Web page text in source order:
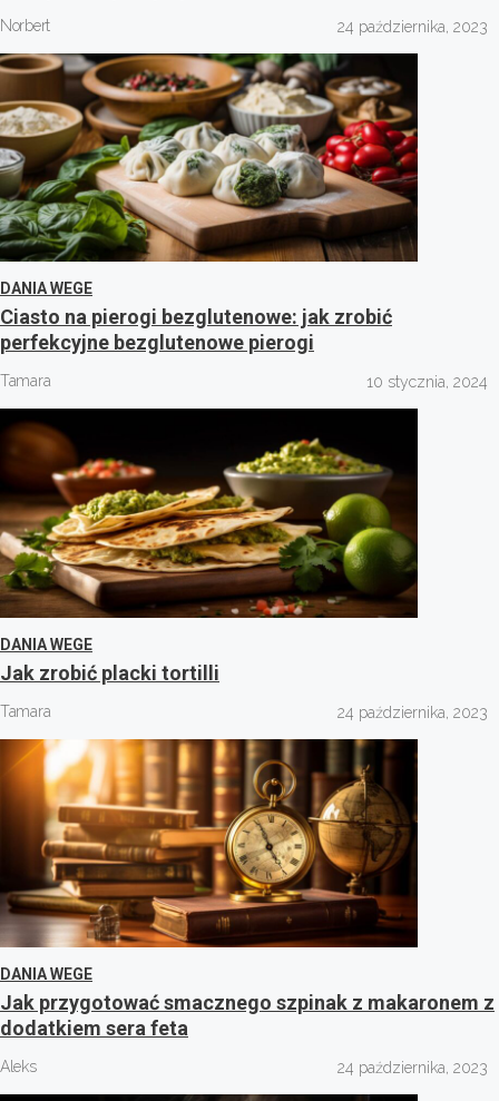
Norbert 24 października, 2023
DANIA WEGE
Ciasto na pierogi bezglutenowe: jak zrobić
perfekcyjne bezglutenowe pierogi
Tamara 10 stycznia, 2024
DANIA WEGE
Jak zrobić placki tortilli
Tamara 24 października, 2023
DANIA WEGE
Jak przygotować smacznego szpinak z makaronem z
dodatkiem sera feta
Aleks 24 października, 2023